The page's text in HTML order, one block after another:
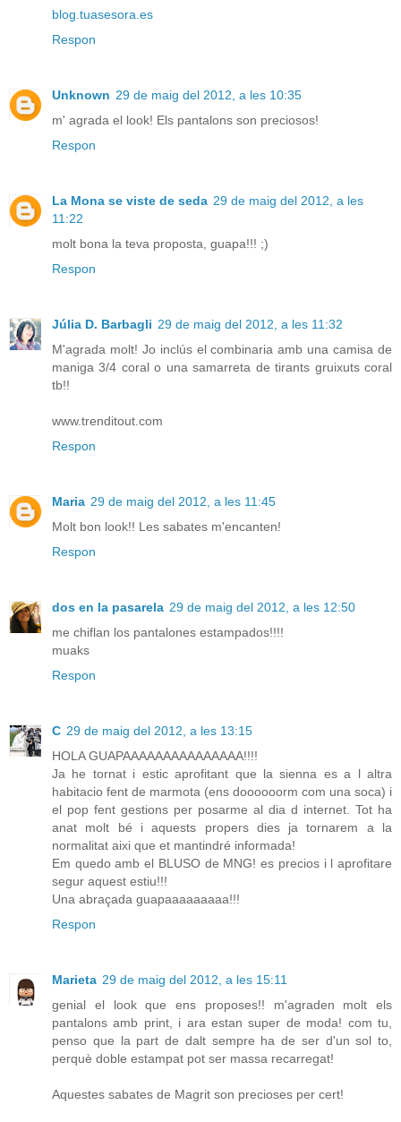
blog.tuasesora.es
Respon
Unknown 29 de maig del 2012, a les 10:35
m' agrada el look! Els pantalons son preciosos!
Respon
La Mona se viste de seda 29 de maig del 2012, a les
11:22
molt bona la teva proposta, guapa!!! ;)
Respon
Júlia D. Barbagli 29 de maig del 2012, a les 11:32
M'agrada molt! Jo inclús el combinaria amb una camisa de
maniga 3/4 coral o una samarreta de tirants gruixuts coral
tb!!
www.trenditout.com
Respon
Maria 29 de maig del 2012, a les 11:45
Molt bon look!! Les sabates m'encanten!
Respon
dos en la pasarela 29 de maig del 2012, a les 12:50
me chiflan los pantalones estampados!!!!
muaks
Respon
C 29 de maig del 2012, a les 13:15
HOLA GUAPAAAAAAAAAAAAAAA!!!!
Ja he tornat i estic aprofitant que la sienna es a l altra
habitacio fent de marmota (ens doooooorm com una soca) i
el pop fent gestions per posarme al dia d internet. Tot ha
anat molt bé i aquests propers dies ja tornarem a la
normalitat aixi que et mantindré informada!
Em quedo amb el BLUSO de MNG! es precios i l aprofitare
segur aquest estiu!!!
Una abraçada guapaaaaaaaaa!!!
Respon
Marieta 29 de maig del 2012, a les 15:11
genial el look que ens proposes!! m'agraden molt els
pantalons amb print, i ara estan super de moda! com tu,
penso que la part de dalt sempre ha de ser d'un sol to,
perquè doble estampat pot ser massa recarregat!
Aquestes sabates de Magrit son precioses per cert!